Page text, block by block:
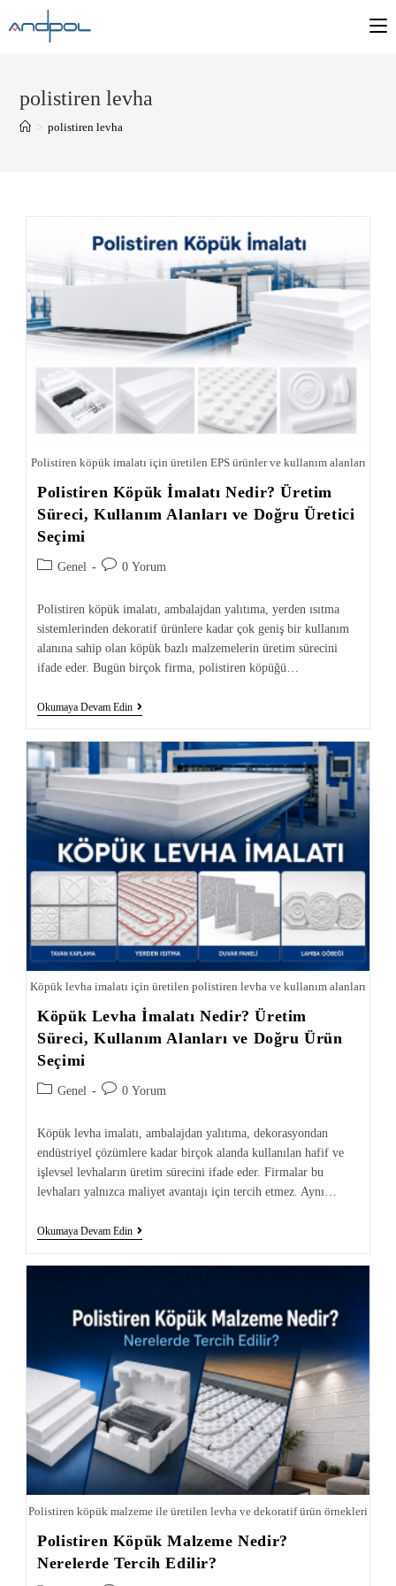
polistiren levha
> polistiren levha
Polistiren köpük imalatı için üretilen EPS ürünler ve kullanım alanları
Polistiren Köpük İmalatı Nedir? Üretim
Süreci, Kullanım Alanları ve Doğru Üretici
Seçimi
Genel 0 Yorum
Polistiren köpük imalatı, ambalajdan yalıtıma, yerden ısıtma
sistemlerinden dekoratif ürünlere kadar çok geniş bir kullanım
alanına sahip olan köpük bazlı malzemelerin üretim sürecini
ifade eder. Bugün birçok firma, polistiren köpüğü…
Okumaya Devam Edin
Köpük levha imalatı için üretilen polistiren levha ve kullanım alanları
Köpük Levha İmalatı Nedir? Üretim
Süreci, Kullanım Alanları ve Doğru Ürün
Seçimi
Genel 0 Yorum
Köpük levha imalatı, ambalajdan yalıtıma, dekorasyondan
endüstriyel çözümlere kadar birçok alanda kullanılan hafif ve
işlevsel levhaların üretim sürecini ifade eder. Firmalar bu
levhaları yalnızca maliyet avantajı için tercih etmez. Aynı…
Okumaya Devam Edin
Polistiren köpük malzeme ile üretilen levha ve dekoratif ürün örnekleri
Polistiren Köpük Malzeme Nedir?
Nerelerde Tercih Edilir?